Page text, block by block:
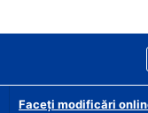
Faceți modificări